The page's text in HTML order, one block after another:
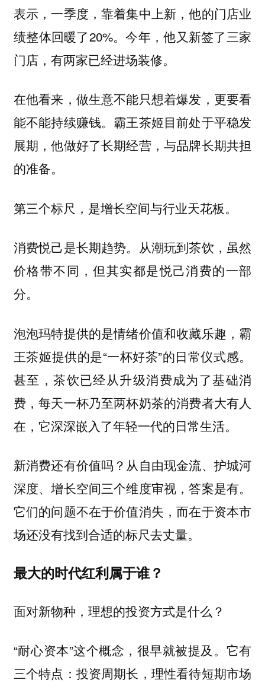
表示，一季度，靠着集中上新，他的门店业
绩整体回暖了20%。今年，他又新签了三家
门店，有两家已经进场装修。
在他看来，做生意不能只想着爆发，更要看
能不能持续赚钱。霸王茶姬目前处于平稳发
展期，他做好了长期经营，与品牌长期共担
的准备。
第三个标尺，是增长空间与行业天花板。
消费悦己是长期趋势。从潮玩到茶饮，虽然
价格带不同，但其实都是悦己消费的一部
分。
泡泡玛特提供的是情绪价值和收藏乐趣，霸
王茶姬提供的是“一杯好茶”的日常仪式感。
甚至，茶饮已经从升级消费成为了基础消
费，每天一杯乃至两杯奶茶的消费者大有人
在，它深深嵌入了年轻一代的日常生活。
新消费还有价值吗？从自由现金流、护城河
深度、增长空间三个维度审视，答案是有。
它们的问题不在于价值消失，而在于资本市
场还没有找到合适的标尺去丈量。
最大的时代红利属于谁？
面对新物种，理想的投资方式是什么？
“耐心资本”这个概念，很早就被提及。它有
三个特点：投资周期长，理性看待短期市场